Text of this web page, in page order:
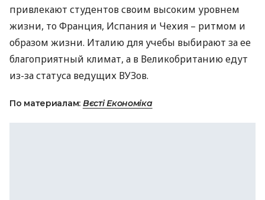
привлекают студентов своим высоким уровнем
жизни, то Франция, Испания и Чехия – ритмом и
образом жизни. Италию для учебы выбирают за ее
благоприятный климат, а в Великобританию едут
из-за статуса ведущих ВУЗов.
По материалам: Вєсті Економіка